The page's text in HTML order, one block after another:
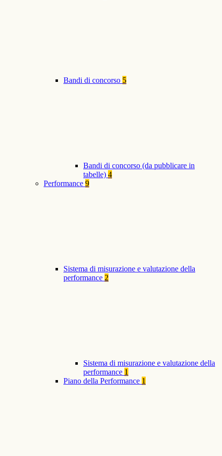
Bandi di concorso 5
Bandi di concorso (da pubblicare in
tabelle) 4
Performance 9
Sistema di misurazione e valutazione della
performance 2
Sistema di misurazione e valutazione della
performance 1
Piano della Performance 1